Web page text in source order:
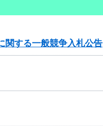
する一般競争入札公告